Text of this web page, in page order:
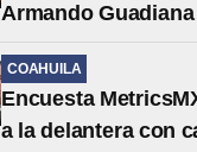
Armando
COAHUILA
Encuesta
a la delantera con